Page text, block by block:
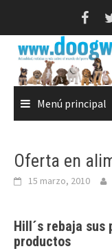
Menú principal
Oferta en
15 marzo, 2010
Hill´s rebaja sus
productos